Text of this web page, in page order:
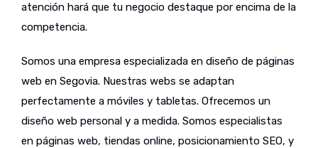
atención hará que tu negocio destaque por encima de la
competencia.
Somos una empresa especializada en diseño de páginas
web en Segovia. Nuestras webs se adaptan
perfectamente a móviles y tabletas. Ofrecemos un
diseño web personal y a medida. Somos especialistas
en páginas web, tiendas online, posicionamiento SEO, y